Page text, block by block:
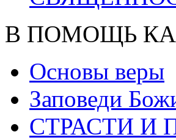
В ПОМОЩЬ
Основы веры
Заповеди
СТРАСТИ И